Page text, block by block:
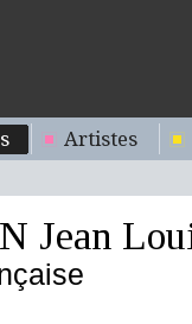
Artistes
Jean